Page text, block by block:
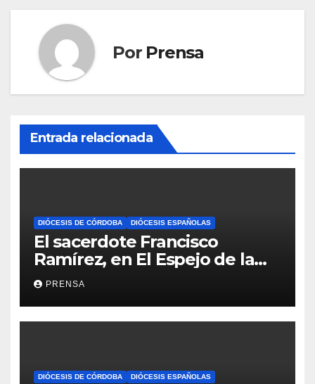
Por Prensa
Entrada relacionada
DIÓCESIS DE CÓRDOBA DIÓCESIS ESPAÑOLAS
El sacerdote Francisco
Ramírez, en El Espejo de la
Iglesia
PRENSA
DIÓCESIS DE CÓRDOBA DIÓCESIS ESPAÑOLAS